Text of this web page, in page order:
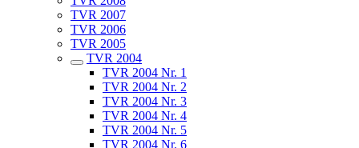
TVR 2007
TVR 2006
TVR 2005
TVR 2004
TVR 2004 Nr. 1
TVR 2004 Nr. 2
TVR 2004 Nr. 3
TVR 2004 Nr. 4
TVR 2004 Nr. 5
TVR 2004 Nr. 6